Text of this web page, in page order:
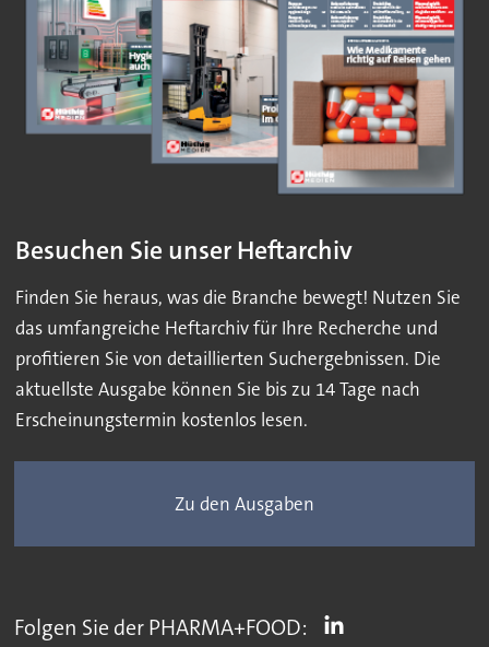
Besuchen Sie unser Heftarchiv
Finden Sie heraus, was die Branche bewegt! Nutzen Sie
das umfangreiche Heftarchiv für Ihre Recherche und
profitieren Sie von detaillierten Suchergebnissen. Die
aktuellste Ausgabe können Sie bis zu 14 Tage nach
Erscheinungstermin kostenlos lesen.
Zu den Ausgaben
Folgen Sie der PHARMA+FOOD: